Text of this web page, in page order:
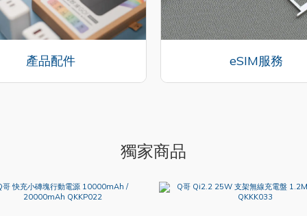
產品配件 eSIM服務
獨家商品